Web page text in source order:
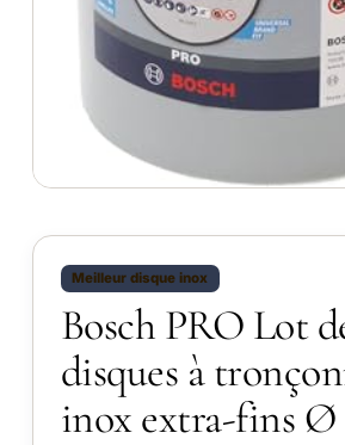
Meilleur disque inox
Bosch PRO Lot
disques à
inox extra-fins Ø